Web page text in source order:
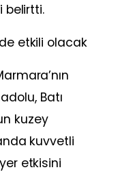
belirtti.
etkili olacak
Batı
kuzey
kuvvetli
etkisini